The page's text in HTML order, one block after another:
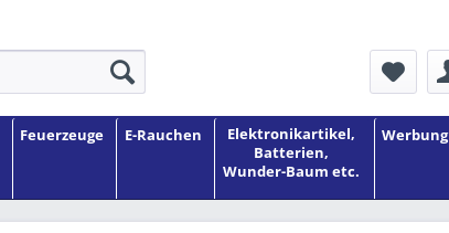
Feuerzeuge E-Rauchen
Elektronikartikel,
Batterien,
Wunder-Baum etc.
Werbung